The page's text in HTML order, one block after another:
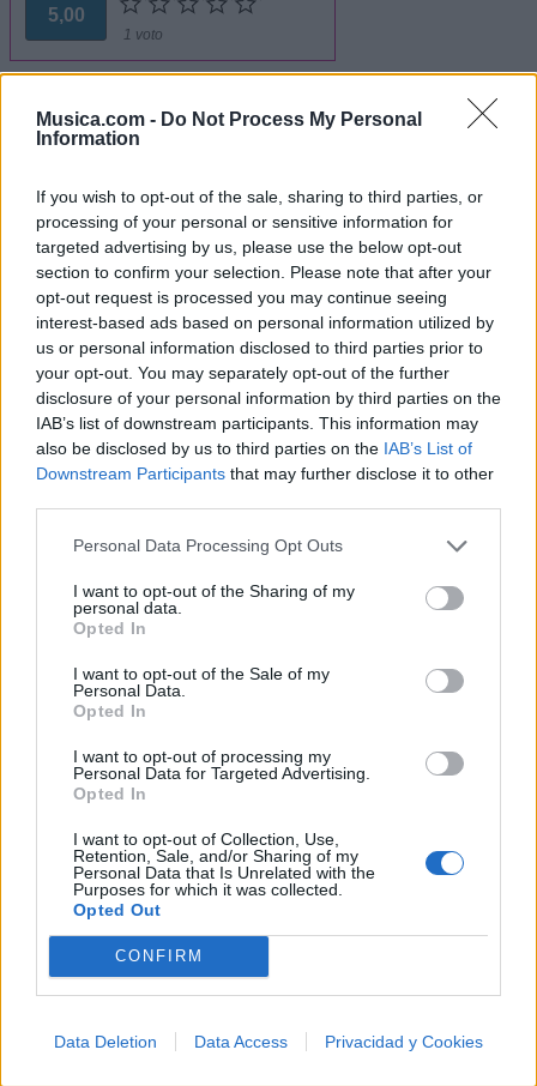
Musica.com - Do Not Process My Personal
Information
If you wish to opt-out of the sale, sharing to third parties, or
processing of your personal or sensitive information for
targeted advertising by us, please use the below opt-out
section to confirm your selection. Please note that after your
opt-out request is processed you may continue seeing
interest-based ads based on personal information utilized by
us or personal information disclosed to third parties prior to
your opt-out. You may separately opt-out of the further
disclosure of your personal information by third parties on the
IAB’s list of downstream participants. This information may
also be disclosed by us to third parties on the IAB’s List of
Downstream Participants that may further disclose it to other
Personal Data Processing Opt Outs
I want to opt-out of the Sharing of my
personal data.
Opted In
I want to opt-out of the Sale of my
Personal Data.
Opted In
I want to opt-out of processing my
Personal Data for Targeted Advertising.
Opted In
I want to opt-out of Collection, Use,
Retention, Sale, and/or Sharing of my
Personal Data that Is Unrelated with the
Purposes for which it was collected.
Opted Out
CONFIRM
Data Deletion Data Access Privacidad y Cookies
5,00
1 voto
* Letra añadida por
+ Moneda Dura
Letra El Sudeste
Letra Lola
Letra Tercer mundo
Letra Que seria de mi
Letra Donde pongo la hayado
Letra Luna llena
+ Letras de Moneda Dura
Biografía Ranking Fotos Foro
Moneda Dura no está entre los 500 artistas más